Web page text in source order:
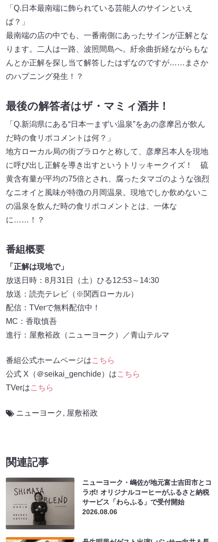
「Q.日本最南端に飾られている芸能人のサインといえ
ば？」
最南端の店の中でも、一番南側にあったサインが正解とな
ります。二人は一路、波照間島へ。紆余曲折経ながらもな
んとか正解を探し当て解答したはずなのですが……まさか
のハプニング発生！？
最後の解答者はザ・マミィ酒井！
「Q.新潟県にある“日本一まずい温泉”をあの彦摩呂が飲ん
だ時の食リポコメントは何？」
地方ローカル局の街ブラロケと称して、彦摩呂本人を現地
に呼び出し正解を導き出すというトリッキークイズ！ 硫
黄含有量が平均の75倍とされ、腐ったタマゴのような強烈
なニオイと風味が特徴の月岡温泉。現地でしか飲めないこ
の温泉を飲んだ時の食リポコメントとは、一体な
に……！？
番組概要
「正解は現地で」
放送日時：8月31日（土）ひる12:53～14:30
放送：読売テレビ（※関西ローカル）
配信：TVerで無料配信中！
MC：香取慎吾
進行：屋敷裕政（ニューヨーク）／青山テルマ
番組公式ホームページはこちら
公式 X（＠seikai_genchide）はこちら
TVerはこちら
ニューヨーク , 屋敷裕政
関連記事
ニューヨーク・嶋佐が地元富士吉田市とコ
ラボ! オリジナルコーヒーがふるさと納税
サービス「わらふる」で受付開始
2026.08.06